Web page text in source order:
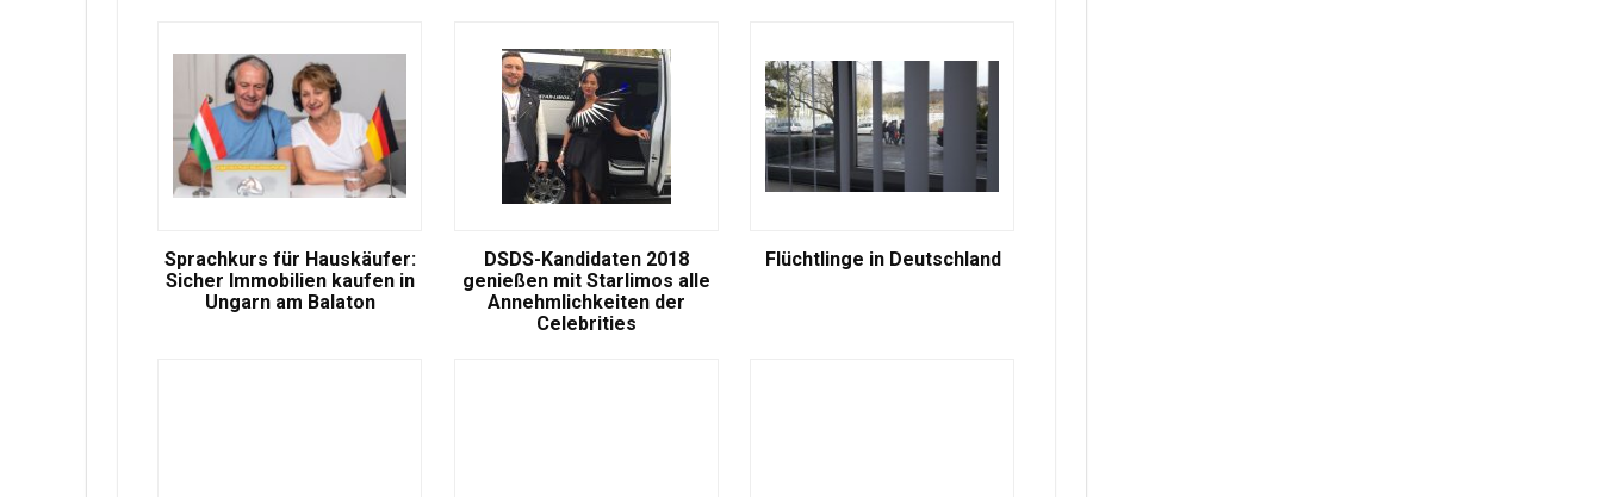
Sprachkurs für Hauskäufer:
Sicher Immobilien kaufen in
Ungarn am Balaton
DSDS-Kandidaten 2018
genießen mit Starlimos alle
Annehmlichkeiten der
Celebrities
Flüchtlinge in Deutschland